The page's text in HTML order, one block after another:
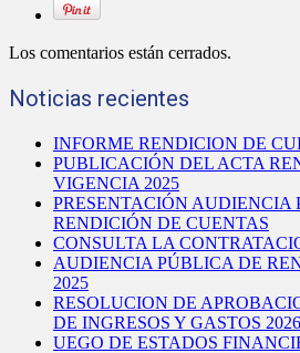
Los comentarios están cerrados.
Noticias recientes
INFORME RENDICION DE
PUBLICACIÓN DEL ACTA
VIGENCIA 2025
PRESENTACIÓN AUDIENCIA
RENDICIÓN DE CUENTAS
CONSULTA LA
AUDIENCIA PÚBLICA DE
2025
RESOLUCION DE
DE INGRESOS Y GASTOS 2026
UEGO DE ESTADOS